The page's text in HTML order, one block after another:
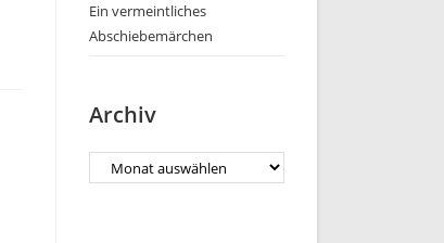
Ein vermeintliches
Abschiebemärchen
Archiv